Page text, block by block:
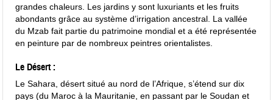
grandes chaleurs. Les jardins y sont luxuriants et les fruits
abondants grâce au système d’irrigation ancestral. La vallée
du Mzab fait partie du patrimoine mondial et a été représentée
en peinture par de nombreux peintres orientalistes.
Le Désert :
Le Sahara, désert situé au nord de l’Afrique, s’étend sur dix
pays (du Maroc à la Mauritanie, en passant par le Soudan et